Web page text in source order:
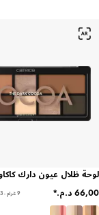
لوحة ظلال عيون دارك كاكاو
9 غرام - ‏7.333,33 د.م.‏ / 1 كغم